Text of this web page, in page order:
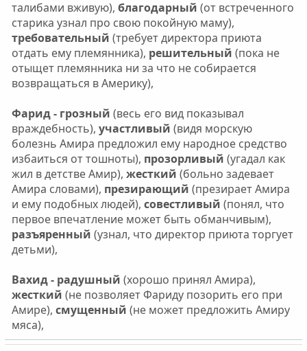
талибами вживую), благодарный (от встреченного
старика узнал про свою покойную маму),
требовательный (требует директора приюта
отдать ему племянника), решительный (пока не
отыщет племянника ни за что не собирается
возвращаться в Америку),
Фарид - грозный (весь его вид показывал
враждебность), участливый (видя морскую
болезнь Амира предложил ему народное средство
избаиться от тошноты), прозорливый (угадал как
жил в детстве Амир), жесткий (больно задевает
Амира словами), презирающий (презирает Амира
и ему подобных людей), совестливый (понял, что
первое впечатление может быть обманчивым),
разъяренный (узнал, что директор приюта торгует
детьми),
Вахид - радушный (хорошо принял Амира),
жесткий (не позволяет Фариду позорить его при
Амире), смущенный (не может предложить Амиру
мяса),